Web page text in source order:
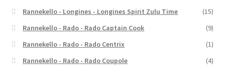
Rannekello - Longines - Longines Spirit Zulu Time
(15)
Rannekello - Rado - Rado Captain Cook
(9)
Rannekello - Rado - Rado Centrix
(1)
Rannekello - Rado - Rado Coupole
(4)